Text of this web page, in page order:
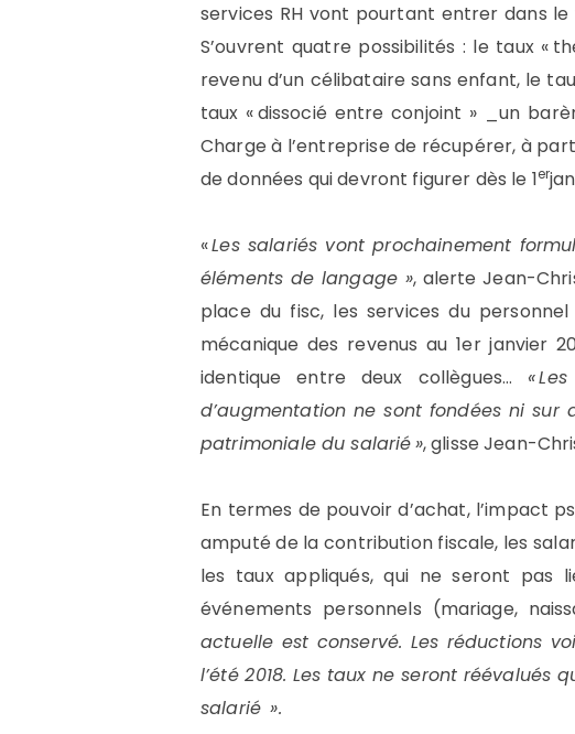
services RH vont pourtant entrer dans le
S’ouvrent quatre possibilités : le taux «
revenu d’un célibataire sans enfant, le
taux « dissocié entre conjoint » _un
Charge à l’entreprise de récupérer, à
de données qui devront figurer dès le 1er
«Les salariés vont prochainement
éléments de langage », alerte Jean-
place du fisc, les services du
mécanique des revenus au 1er janvier
identique entre deux collègues… «
d’augmentation ne sont fondées ni
patrimoniale du salarié », glisse Jean-
En termes de pouvoir d’achat, l’impact
amputé de la contribution fiscale, les
les taux appliqués, qui ne seront pas
événements personnels (mariage,
actuelle est conservé. Les réductions
l’été 2018. Les taux ne seront
salarié ».